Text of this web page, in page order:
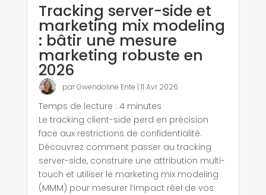
Tracking server-side et
marketing mix modeling
: bâtir une mesure
marketing robuste en
2026
parGwendoline Ente 11 Avr 2026
Temps de lecture : 4 minutes
Le tracking client-side perd en précision
face aux restrictions de confidentialité.
Découvrez comment passer au tracking
server-side, construire une attribution multi-
touch et utiliser le marketing mix modeling
(MMM) pour mesurer l’impact réel de vos